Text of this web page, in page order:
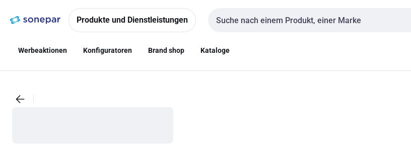
NavigationInhalt
Produkte und Dienstleistungen
Sucheingabe
Werbeaktionen Konfiguratoren Brand shop Kataloge